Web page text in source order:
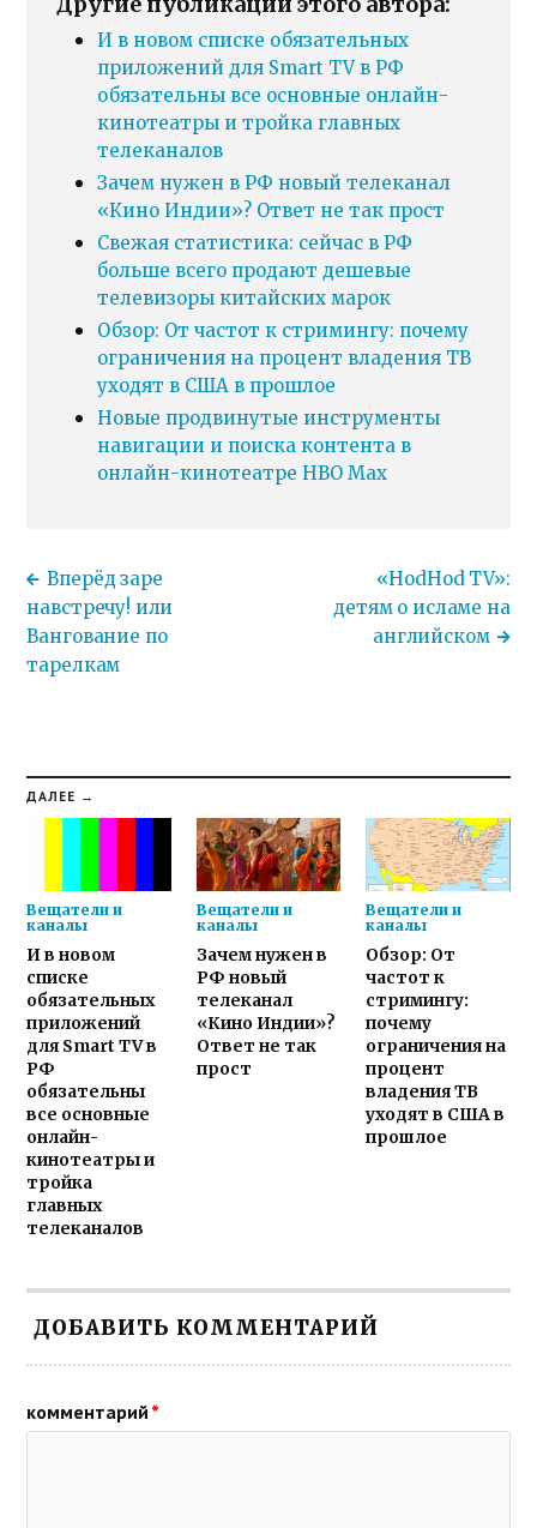
И в новом списке обязательных
приложений для Smart TV в РФ
обязательны все основные онлайн-
кинотеатры и тройка главных
телеканалов
Зачем нужен в РФ новый телеканал
«Кино Индии»? Ответ не так прост
Свежая статистика: сейчас в РФ
больше всего продают дешевые
телевизоры китайских марок
Обзор: От частот к стримингу: почему
ограничения на процент владения ТВ
уходят в США в прошлое
Новые продвинутые инструменты
навигации и поиска контента в
онлайн-кинотеатре HBO Max
Вперёд заре
навстречу! или
Вангование по
тарелкам
«HodHod TV»:
детям о исламе на
английском
ДАЛЕЕ →
Вещатели и
каналы
И в новом
списке
обязательных
приложений
для Smart TV в
РФ
обязательны
все основные
онлайн-
кинотеатры и
тройка
главных
телеканалов
Вещатели и
каналы
Зачем нужен в
РФ новый
телеканал
«Кино Индии»?
Ответ не так
прост
Вещатели и
каналы
Обзор: От
частот к
стримингу:
почему
ограничения на
процент
владения ТВ
уходят в США в
прошлое
ДОБАВИТЬ КОММЕНТАРИЙ
комментарий *